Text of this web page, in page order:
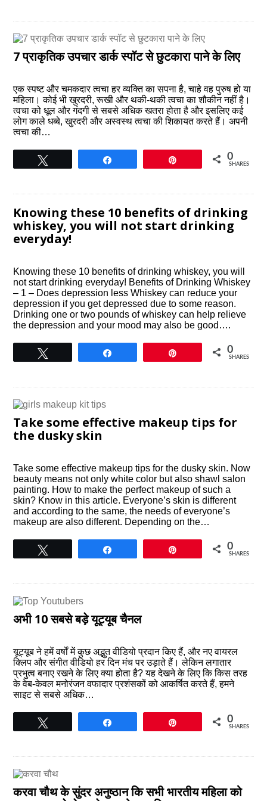
7 प्राकृतिक उपचार डार्क स्पॉट से छुटकारा पाने के लिए
एक स्पष्ट और चमकदार त्वचा हर व्यक्ति का सपना है, चाहे वह पुरुष हो या
महिला। कोई भी खुरदरी, रूखी और थकी-थकी त्वचा का शौकीन नहीं है।
त्वचा को धूल और गंदगी से सबसे अधिक खतरा होता है और इसलिए कई
लोग काले धब्बे, खुरदरी और अस्वस्थ त्वचा की शिकायत करते हैं। अपनी
त्वचा की…
0
SHARES
Knowing these 10 benefits of drinking
whiskey, you will not start drinking
everyday!
Knowing these 10 benefits of drinking whiskey, you will
not start drinking everyday! Benefits of Drinking Whiskey
– 1 – Does depression less Whiskey can reduce your
depression if you get depressed due to some reason.
Drinking one or two pounds of whiskey can help relieve
the depression and your mood may also be good….
0
SHARES
Take some effective makeup tips for
the dusky skin
Take some effective makeup tips for the dusky skin. Now
beauty means not only white color but also shawl salon
painting. How to make the perfect makeup of such a
skin? Know in this article. Everyone’s skin is different
and according to the same, the needs of everyone’s
makeup are also different. Depending on the…
0
SHARES
अभी 10 सबसे बड़े यूट्यूब चैनल
यूट्यूब ने हमें वर्षों में कुछ अद्भुत वीडियो प्रदान किए हैं, और नए वायरल
क्लिप और संगीत वीडियो हर दिन मंच पर उड़ाते हैं। लेकिन लगातार
प्रभुत्व बनाए रखने के लिए क्या होता है? यह देखने के लिए कि किस तरह
के वेब-केवल मनोरंजन वफादार प्रशंसकों को आकर्षित करते हैं, हमने
साइट से सबसे अधिक…
0
SHARES
करवा चौथ के सुंदर अनुष्ठान कि सभी भारतीय महिला को